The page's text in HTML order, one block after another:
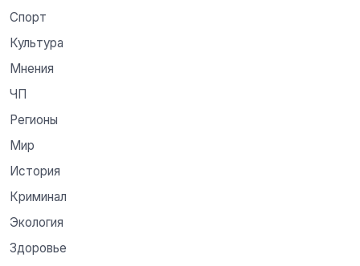
Спорт
Культура
Мнения
ЧП
Регионы
Мир
История
Криминал
Экология
Здоровье